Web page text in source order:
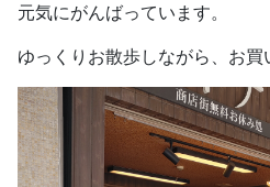
元気にがんばっています。
ゆっくりお散歩しながら、お買